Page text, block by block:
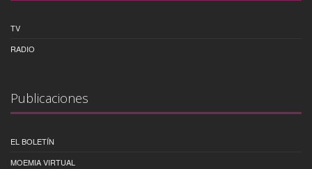
TV
RADIO
Publicaciones
EL BOLETÍN
MOEMIA VIRTUAL